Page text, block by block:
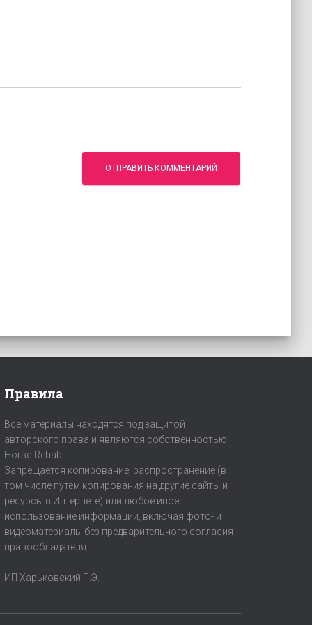
Правила
Все материалы находятся под защитой
авторского права и являются собственностью
Horse-Rehab.
Запрещается копирование, распространение (в
том числе путем копирования на другие сайты и
ресурсы в Интернете) или любое иное
использование информации, включая фото- и
видеоматериалы без предварительного согласия
правообладателя.
ИП Харьковский П.Э.